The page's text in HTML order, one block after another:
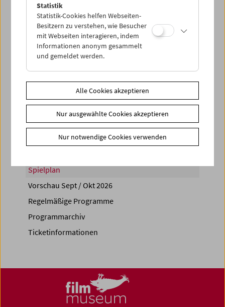
PROGRAMM ÜBERBLICK
Share on
Spielplan
Vorschau Sept / Okt 2026
Regelmäßige Programme
Programmarchiv
Ticketinformationen
Statistik
Statistik-Cookies helfen Webseiten-
Besitzern zu verstehen, wie Besucher
mit Webseiten interagieren, indem
Informationen anonym gesammelt
und gemeldet werden.
Alle Cookies akzeptieren
Nur ausgewählte Cookies akzeptieren
Nur notwendige Cookies verwenden